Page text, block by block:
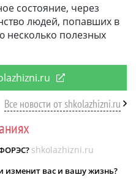
состояние, через
людей, попавших в
несколько полезных
Все новости от shkolazhizni.ru
shkolazhizni.ru
изменит вас и вашу жизнь?